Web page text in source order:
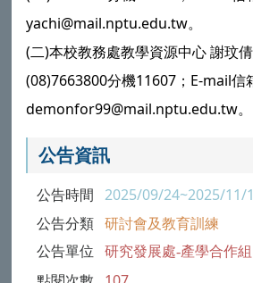
yachi@mail.nptu.edu.tw。
(二)本校教務處教學資源中心 謝玟
(08)7663800分機11607；E-mail信
demonfor99@mail.nptu.edu.tw。
公告資訊
公告時間 2025/09/24~2025/11/
公告分類 研討會及教育訓練
公告單位 研究發展處-產學合作組